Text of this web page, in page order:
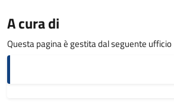
A cura di
Questa pagina è gestita dal seguente ufficio